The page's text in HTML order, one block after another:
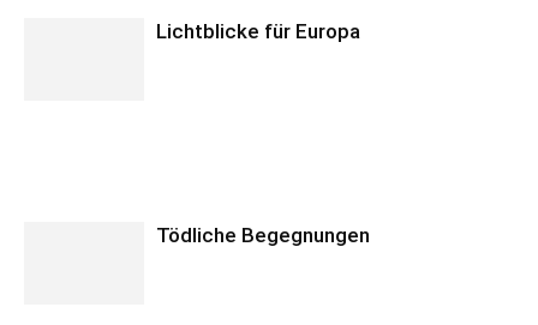
Lichtblicke für Europa
Tödliche Begegnungen